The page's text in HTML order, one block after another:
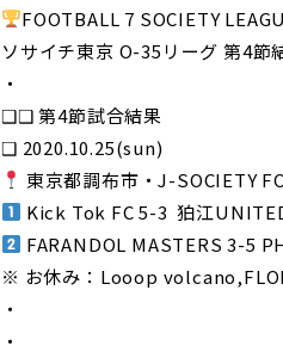
FOOTBALL 7 SOCIETY
ソサイチ東京 O-35リーグ 第4節
・
❑❑ 第4節試合結果
❑ 2020.10.25(sun)
東京都調布市・J-SOCIETY
Kick Tok FC 5-3 狛江
FARANDOL MASTERS 3-5
※ お休み：Looop
・
・